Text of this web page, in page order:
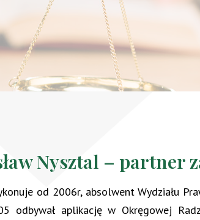
Nysztal – partner
od 2006r, absolwent Wydziału
odbywał aplikację w Okręgowej